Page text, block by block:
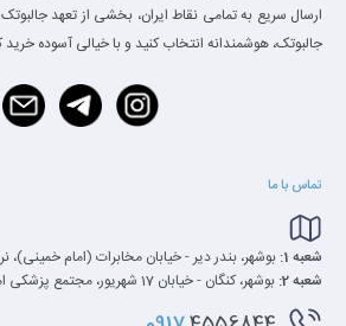
ارسال سریع به تمامی نقاط ایران، بخشی از تعهد
جالبوتک، هوشمندانه انتخاب کنید و با خیالی آسوده خرید
تماس با ما
شعبه 1:
بوشهر، بندر دیر - خیابان مخابرات (امام
شعبه 2:
بوشهر، کنگان - خیابان 17 شهریور، مجتمع پزشکی امام رضا(ع)، جنب داروخانه